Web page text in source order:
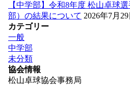
【中学部】令和8年度 松山卓球
部）の結果について 2026年7月29
カテゴリー
一般
中学部
未分類
協会情報
松山卓球協会事務局